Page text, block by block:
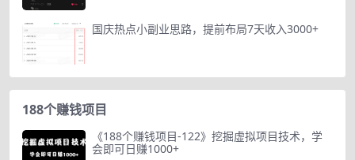
国庆热点小副业思路，提前布局7天收入3000+
188个赚钱项目
《188个赚钱项目-122》挖掘虚拟项目技术，学
会即可日赚1000+